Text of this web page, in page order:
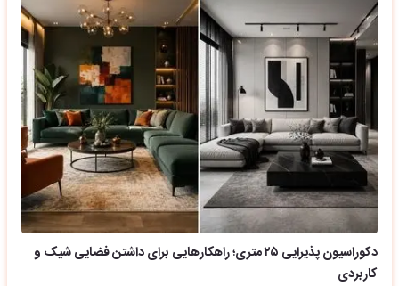
دکوراسیون پذیرایی ۲۵ متری؛ راهکارهایی برای داشتن فضایی شیک و
کاربردی